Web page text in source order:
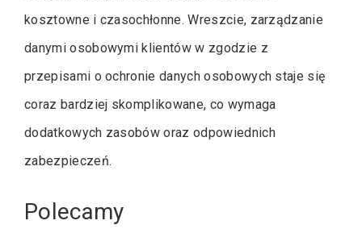
kosztowne i czasochłonne. Wreszcie, zarządzanie
danymi osobowymi klientów w zgodzie z
przepisami o ochronie danych osobowych staje się
coraz bardziej skomplikowane, co wymaga
dodatkowych zasobów oraz odpowiednich
zabezpieczeń.
Polecamy